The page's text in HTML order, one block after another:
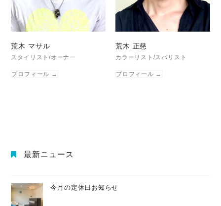
荒木 マサル
スタイリスト/オーナー
プロフィール →
荒木 正慈
カラーリスト/スパリスト
プロフィール →
最新ニュース
今月の定休日お知らせ